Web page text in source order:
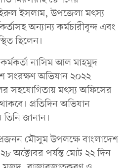
ইসলাম, উপজেলা মৎস্য
অন্যান্য কর্মচারীবৃন্দ এবং
ছিলেন।
নাসিম আল মাহমুদ
সংরক্ষণ অভিযান ২০২২
সহযোগিতায় মৎস্য অফিসের
প্রতিদিন অভিযান
জানান।
মৌসুম উপলক্ষে বাংলাদেশ
অক্টোবর পর্যন্ত মোট ২২ দিন